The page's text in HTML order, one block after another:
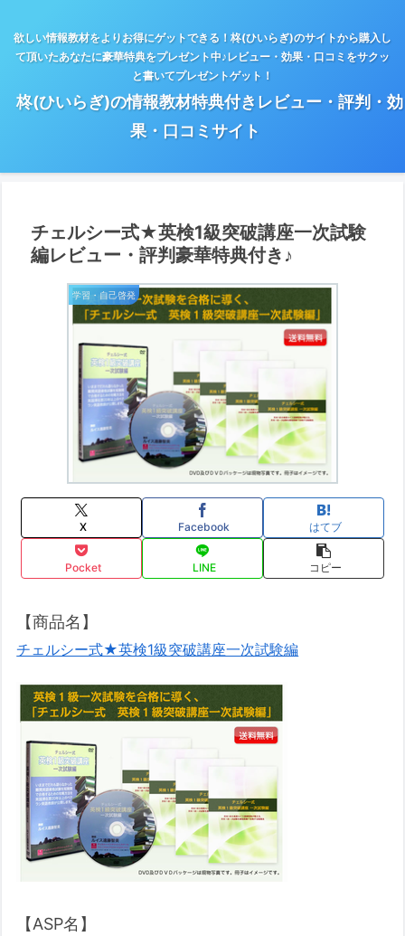
欲しい情報教材をよりお得にゲットできる！柊(ひいらぎ)のサイトから購入し
て頂いたあなたに豪華特典をプレゼント中♪レビュー・効果・口コミをサクッ
と書いてプレゼントゲット！
柊(ひいらぎ)の情報教材特典付きレビュー・評判・効
果・口コミサイト
チェルシー式★英検1級突破講座一次試験
編レビュー・評判豪華特典付き♪
学習・自己啓発
X Facebook はてブ
Pocket LINE コピー
【商品名】
チェルシー式★英検1級突破講座一次試験編
【ASP名】